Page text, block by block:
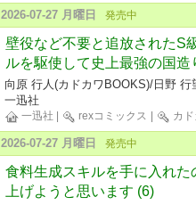
2026-07-27 月曜日 発売中
壁役など不要と追放された
ルを駆使して史上最強の国造
向原 行人(カドカワBOOKS)/日野 行
一迅社
一迅社 rexコミックス カ
2026-07-27 月曜日 発売中
食料生成スキルを手に入れ
上げようと思います (6)